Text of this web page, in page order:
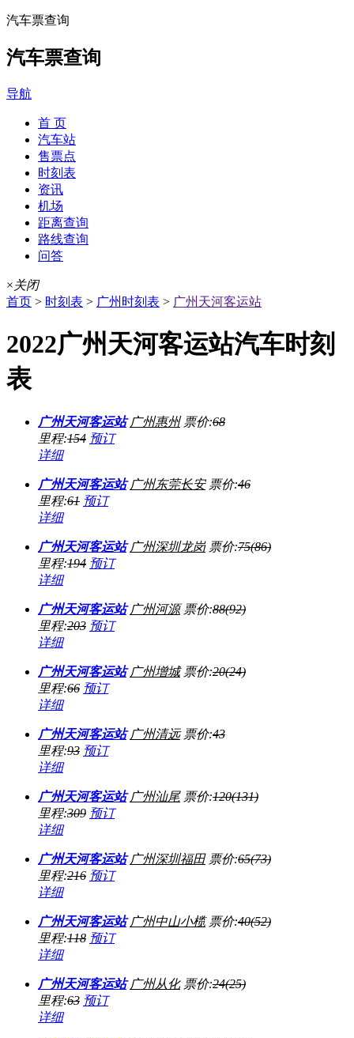
汽车票查询
汽车票查询
导航
首 页
汽车站
售票点
时刻表
资讯
机场
距离查询
路线查询
问答
×关闭
首页 > 时刻表 > 广州时刻表 > 广州天河客运站
2022广州天河客运站汽车时刻
表
广州天河客运站 广州惠州 票价:68
里程:154 预订
详细
广州天河客运站 广州东莞长安 票价:46
里程:61 预订
详细
广州天河客运站 广州深圳龙岗 票价:75(86)
里程:194 预订
详细
广州天河客运站 广州河源 票价:88(92)
里程:203 预订
详细
广州天河客运站 广州增城 票价:20(24)
里程:66 预订
详细
广州天河客运站 广州清远 票价:43
里程:93 预订
详细
广州天河客运站 广州汕尾 票价:120(131)
里程:309 预订
详细
广州天河客运站 广州深圳福田 票价:65(73)
里程:216 预订
详细
广州天河客运站 广州中山小榄 票价:40(52)
里程:118 预订
详细
广州天河客运站 广州从化 票价:24(25)
里程:63 预订
详细